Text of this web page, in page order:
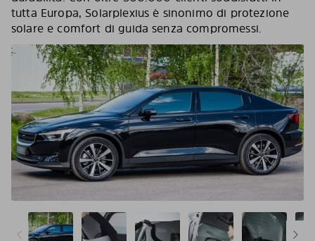
tutta Europa, Solarplexius è sinonimo di protezione
solare e comfort di guida senza compromessi.